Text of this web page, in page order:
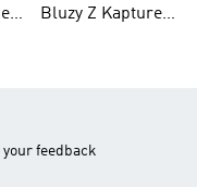
Bluzy Z Kapturem
feedback